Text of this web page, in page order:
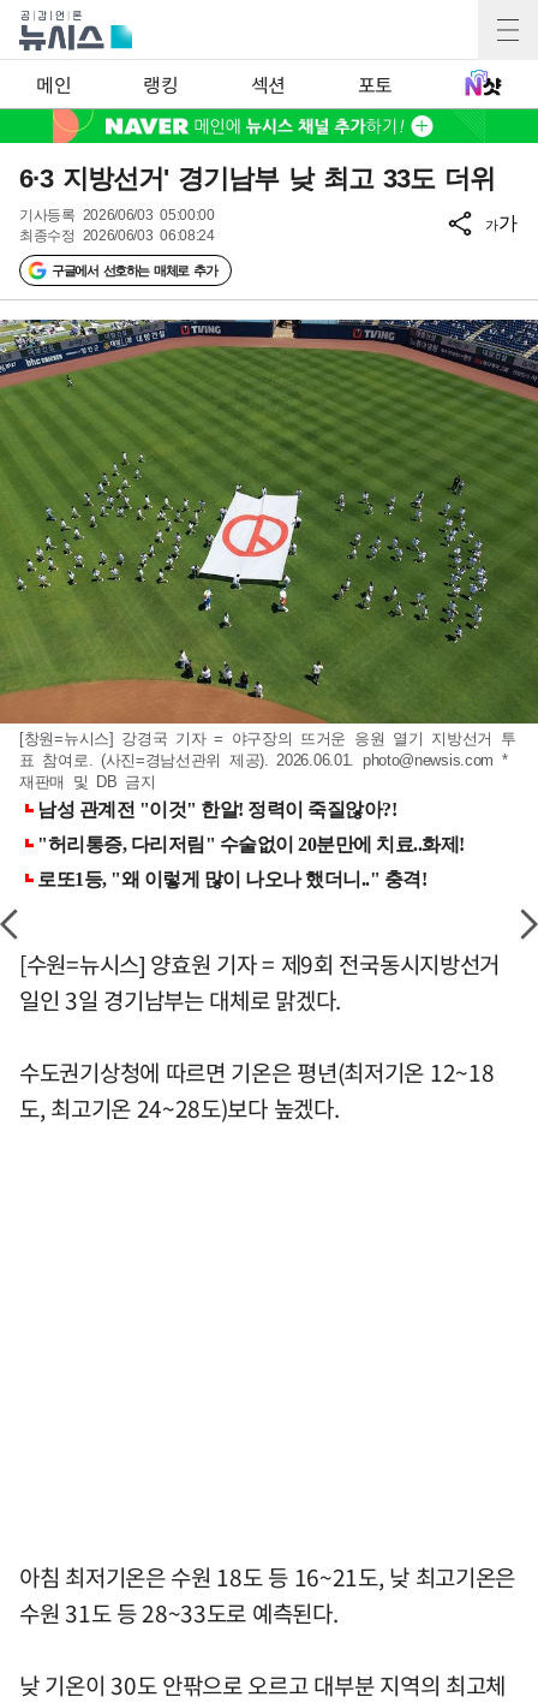
메인 랭킹 섹션 포토
6·3 지방선거' 경기남부 낮 최고 33도 더위
기사등록 2026/06/03 05:00:00
최종수정 2026/06/03 06:08:24
구글에서 선호하는 매체로 추가
가가
[창원=뉴시스] 강경국 기자 = 야구장의 뜨거운 응원 열기 지방선거 투
표 참여로. (사진=경남선관위 제공). 2026.06.01. photo@newsis.com *
재판매 및 DB 금지
[수원=뉴시스] 양효원 기자 = 제9회 전국동시지방선거
일인 3일 경기남부는 대체로 맑겠다.
수도권기상청에 따르면 기온은 평년(최저기온 12~18
도, 최고기온 24~28도)보다 높겠다.
아침 최저기온은 수원 18도 등 16~21도, 낮 최고기온은
수원 31도 등 28~33도로 예측된다.
낮 기온이 30도 안팎으로 오르고 대부분 지역의 최고체